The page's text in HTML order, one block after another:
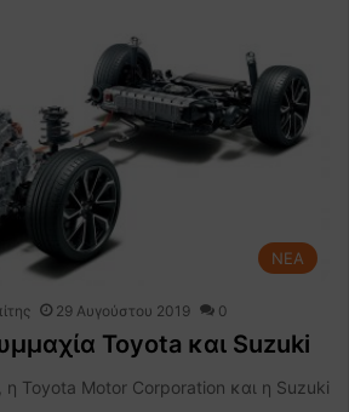
NEA
29 Αυγούστου 2019 0
Toyota και Suzuki
Toyota Motor Corporation και η Suzuki